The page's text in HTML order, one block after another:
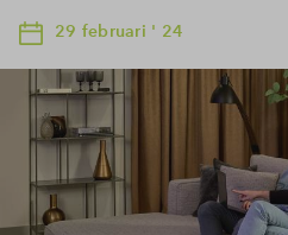
29 februari ' 24